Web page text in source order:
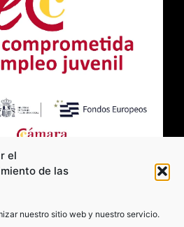
el
de las
nuestro sitio web y nuestro servicio.
Todos los